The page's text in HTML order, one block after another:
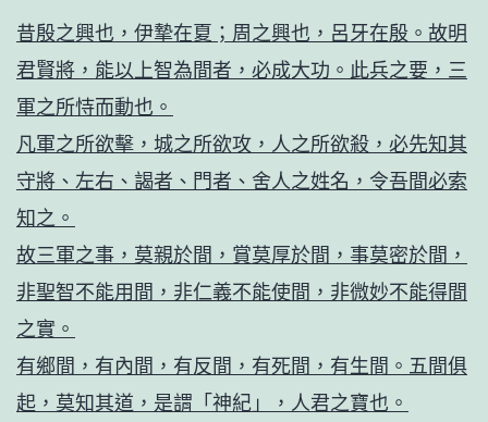
昔殷之興也，伊摯在夏；周之興也，呂牙在殷。故明
君賢將，能以上智為間者，必成大功。此兵之要，三
軍之所恃而動也。
凡軍之所欲擊，城之所欲攻，人之所欲殺，必先知其
守將、左右、謁者、門者、舍人之姓名，令吾間必索
知之。
故三軍之事，莫親於間，賞莫厚於間，事莫密於間，
非聖智不能用間，非仁義不能使間，非微妙不能得間
之實。
有鄉間，有內間，有反間，有死間，有生間。五間俱
起，莫知其道，是謂「神紀」，人君之寶也。